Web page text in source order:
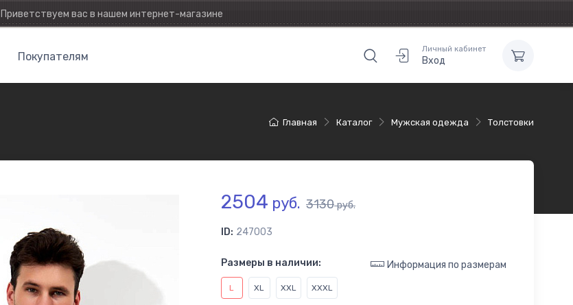
Приветствуем вас в нашем интернет-магазине
Личный кабинет
Вход
Покупателям
Главная Каталог Мужская одежда Толстовки
2504 руб. 3130руб.
ID: 247003
Размеры в наличии: Информация по размерам
L XL XXL XXXL